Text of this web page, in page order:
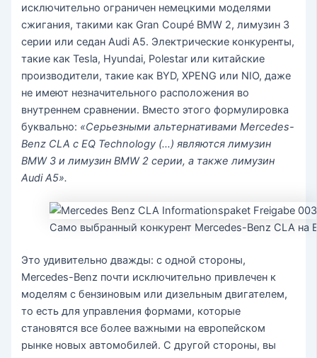
исключительно ограничен немецкими моделями
сжигания, такими как Gran Coupé BMW 2, лимузин 3
серии или седан Audi A5. Электрические конкуренты,
такие как Tesla, Hyundai, Polestar или китайские
производители, такие как BYD, XPENG или NIO, даже
не имеют незначительного расположения во
внутреннем сравнении. Вместо этого формулировка
буквально: «Серьезными альтернативами Mercedes-
Benz CLA с EQ Technology (…) являются лимузин
BMW 3 и лимузин BMW 2 серии, а также лимузин
Audi A5».
Само выбранный конкурент Mercedes-Benz CLA на
Это удивительно дважды: с одной стороны,
Mercedes-Benz почти исключительно привлечен к
моделям с бензиновым или дизельным двигателем,
то есть для управления формами, которые
становятся все более важными на европейском
рынке новых автомобилей. С другой стороны, вы